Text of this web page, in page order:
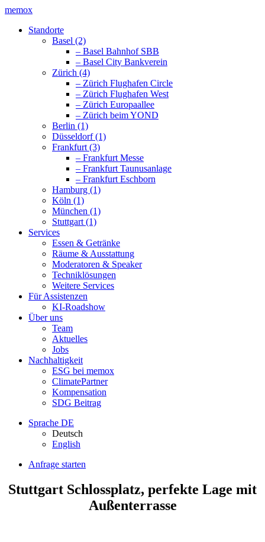
memox
Standorte
Basel (2)
– Basel Bahnhof SBB
– Basel City Bankverein
Zürich (4)
– Zürich Flughafen Circle
– Zürich Flughafen West
– Zürich Europaallee
– Zürich beim YOND
Berlin (1)
Düsseldorf (1)
Frankfurt (3)
– Frankfurt Messe
– Frankfurt Taunusanlage
– Frankfurt Eschborn
Hamburg (1)
Köln (1)
München (1)
Stuttgart (1)
Services
Essen & Getränke
Räume & Ausstattung
Moderatoren & Speaker
Techniklösungen
Weitere Services
Für Assistenzen
KI-Roadshow
Über uns
Team
Aktuelles
Jobs
Nachhaltigkeit
ESG bei memox
ClimatePartner
Kompensation
SDG Beitrag
Sprache DE
Deutsch
English
Anfrage starten
Stuttgart Schlossplatz, perfekte Lage mit
Außenterrasse